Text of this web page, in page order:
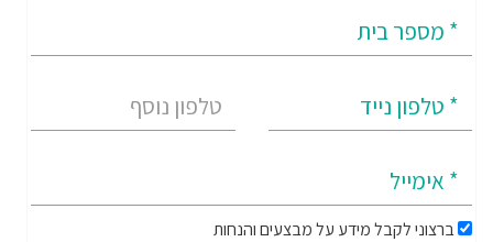
ברצוני לקבל מידע על מבצעים והנחות